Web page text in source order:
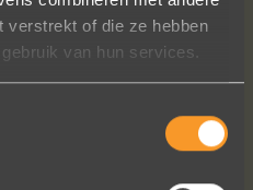
verstrekt of die ze hebben
van hun services.
is altijd zo
reageert snel en
toegevoegd, het